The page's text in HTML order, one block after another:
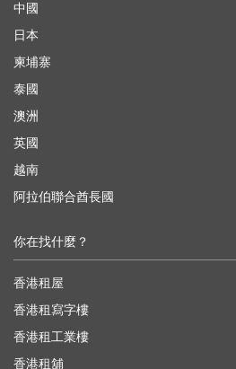
中國
日本
柬埔寨
泰國
澳洲
英國
越南
阿拉伯聯合酋長國
你在找什麼？
香港租屋
香港租寫字樓
香港租工業樓
香港租舖